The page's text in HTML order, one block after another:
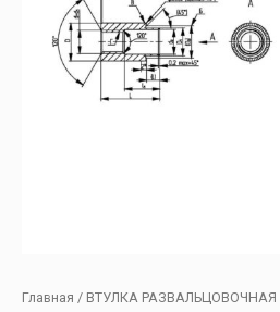
Главная / ВТУЛКА РАЗВАЛЬЦОВОЧНАЯ